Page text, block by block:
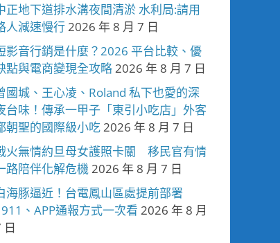
正地下道排水溝夜間清淤 水利局:請用
人減速慢行2026 年 8 月 7 日
影音行銷是什麼？2026 平台比較、優
點與電商變現全攻略2026 年 8 月 7 日
國城、王心凌、Roland 私下也愛的深
台味！傳承一甲子「東引小吃店」外客
朝聖的國際級小吃2026 年 8 月 7 日
火無情約旦母女護照卡關 移民官有情
路陪伴化解危機2026 年 8 月 7 日
海豚逼近！台電鳳山區處提前部署
、APP通報方式一次看 2026 年 8 月
日